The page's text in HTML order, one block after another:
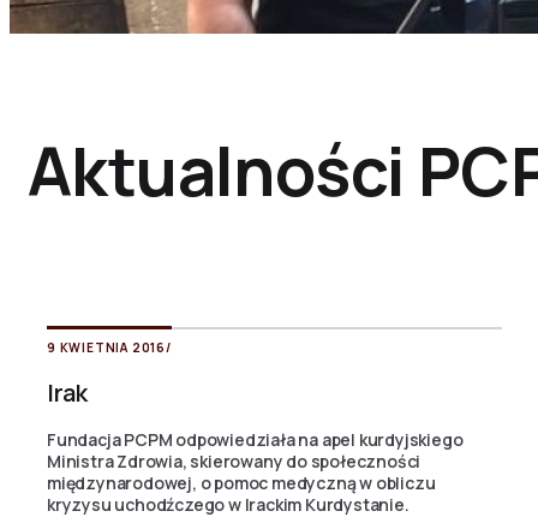
Aktualności
9 KWIETNIA 2016/
Irak
Fundacja PCPM odpowiedziała na apel kurdyjskiego
Ministra Zdrowia, skierowany do społeczności
międzynarodowej, o pomoc medyczną w obliczu
kryzysu uchodźczego w Irackim Kurdystanie.